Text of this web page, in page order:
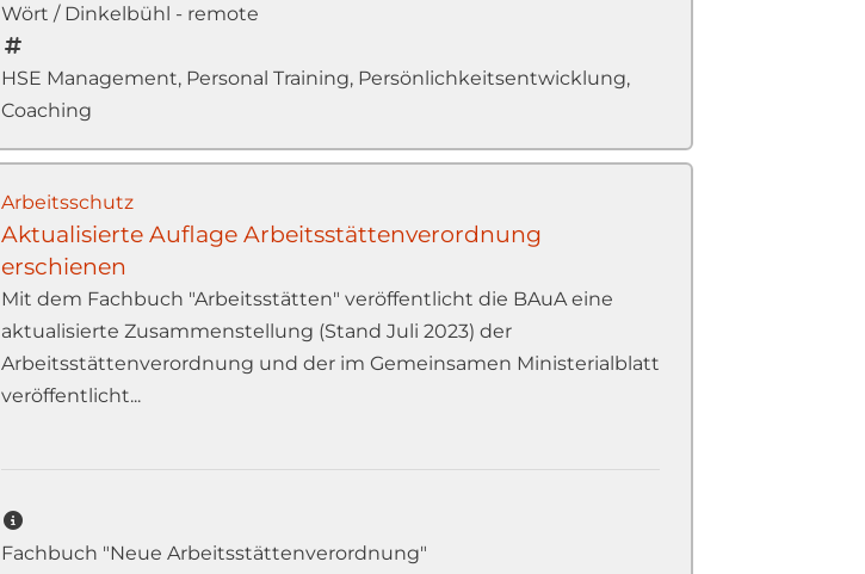
Wört / Dinkelbühl - remote
HSE Management, Personal Training, Persönlichkeitsentwicklung,
Coaching
Arbeitsschutz
Aktualisierte Auflage Arbeitsstättenverordnung
erschienen
Mit dem Fachbuch "Arbeitsstätten" veröffentlicht die BAuA eine
aktualisierte Zusammenstellung (Stand Juli 2023) der
Arbeitsstättenverordnung und der im Gemeinsamen Ministerialblatt
veröffentlicht...
Fachbuch "Neue Arbeitsstättenverordnung"